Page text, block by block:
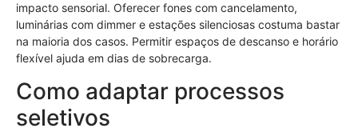
impacto sensorial. Oferecer fones com cancelamento,
luminárias com dimmer e estações silenciosas costuma bastar
na maioria dos casos. Permitir espaços de descanso e horário
flexível ajuda em dias de sobrecarga.
Como adaptar processos
seletivos